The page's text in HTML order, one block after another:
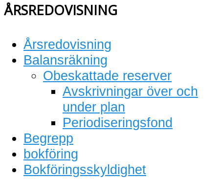
ÅRSREDOVISNING
Årsredovisning
Balansräkning
Obeskattade reserver
Avskrivningar över och
under plan
Periodiseringsfond
Begrepp
bokföring
Bokföringsskyldighet